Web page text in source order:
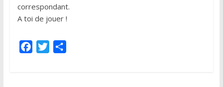
correspondant.
A toi de jouer !